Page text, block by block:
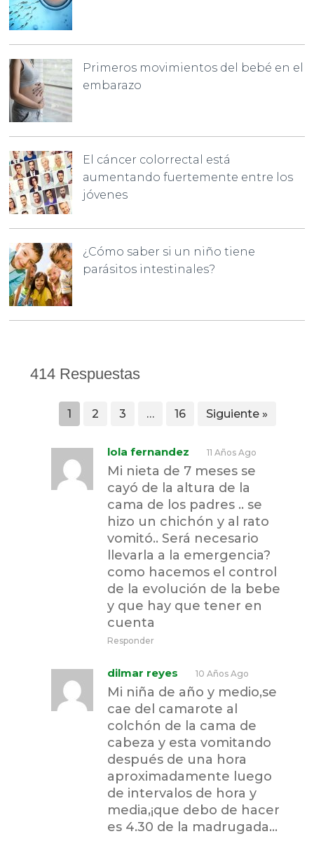
Primeros movimientos del bebé en el
embarazo
El cáncer colorrectal está
aumentando fuertemente entre los
jóvenes
¿Cómo saber si un niño tiene
parásitos intestinales?
414 Respuestas
1 2 3 … 16 Siguiente »
lola fernandez 11 Años Ago
Mi nieta de 7 meses se
cayó de la altura de la
cama de los padres .. se
hizo un chichón y al rato
vomitó.. Será necesario
llevarla a la emergencia?
como hacemos el control
de la evolución de la bebe
y que hay que tener en
cuenta
Responder
dilmar reyes 10 Años Ago
Mi niña de año y medio,se
cae del camarote al
colchón de la cama de
cabeza y esta vomitando
después de una hora
aproximadamente luego
de intervalos de hora y
media,¡que debo de hacer
es 4.30 de la madrugada…